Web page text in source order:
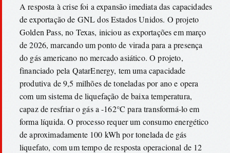
A resposta à crise foi a expansão imediata das capacidades
de exportação de GNL dos Estados Unidos. O projeto
Golden Pass, no Texas, iniciou as exportações em março
de 2026, marcando um ponto de virada para a presença
do gás americano no mercado asiático. O projeto,
financiado pela QatarEnergy, tem uma capacidade
produtiva de 9,5 milhões de toneladas por ano e opera
com um sistema de liquefação de baixa temperatura,
capaz de resfriar o gás a -162°C para transformá-lo em
forma líquida. O processo requer um consumo energético
de aproximadamente 100 kWh por tonelada de gás
liquefato, com um tempo de resposta operacional de 12